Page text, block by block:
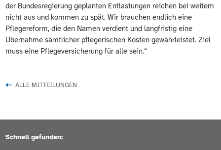
der Bundesregierung geplanten Entlastungen reichen bei weitem
nicht aus und kommen zu spät. Wir brauchen endlich eine
Pflegereform, die den Namen verdient und langfristig eine
Übernahme sämtlicher pflegerischen Kosten gewährleistet. Ziel
muss eine Pflegeversicherung für alle sein.“
ALLE MITTEILUNGEN
Schnell gefunden: